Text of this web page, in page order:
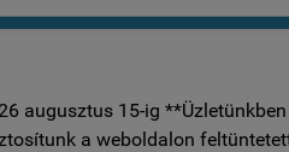
augusztus 15-ig
a weboldalon